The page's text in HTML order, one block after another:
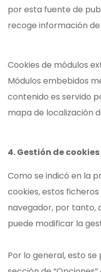
por esta fuente de
recoge información
Cookies de módulos
Módulos embebidos
contenido es servido
mapa de localización
4. Gestión de
Como se indicó en la
cookies, estos
navegador, por tanto,
puede modificar la
Por lo general, esto